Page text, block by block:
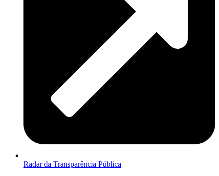
Radar da Transparência Pública